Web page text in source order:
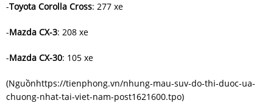
-Toyota Corolla Cross: 277 xe
-Mazda CX-3: 208 xe
-Mazda CX-30: 105 xe
(Nguồnhttps://tienphong.vn/nhung-mau-suv-do-thi-duoc-ua-
chuong-nhat-tai-viet-nam-post1621600.tpo)